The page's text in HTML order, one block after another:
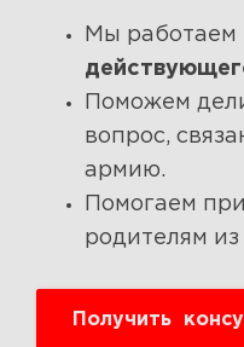
Мы работаем
Поможем
вопрос,
армию.
Помогаем
родителям из
Получить